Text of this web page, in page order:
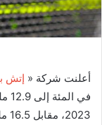
ت
ن
ي
ا
أعلنت شركة « إتش